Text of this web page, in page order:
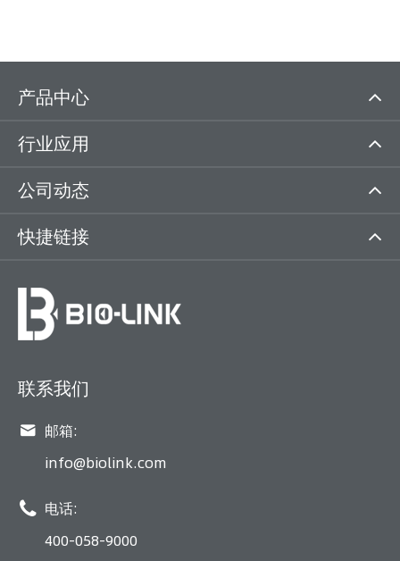
产品中心
行业应用
公司动态
快捷链接
联系我们
 邮箱:
info@biolink.com
 电话:
400-058-9000